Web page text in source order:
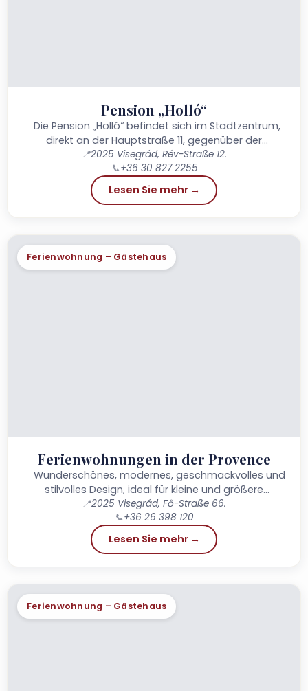
Pension „Holló“
Die Pension „Holló“ befindet sich im Stadtzentrum,
direkt an der Hauptstraße 11, gegenüber der
Fähranlegestelle von Nagymaros,...
📍2025 Visegrád, Rév-Straße 12.
📞+36 30 827 2255
Lesen Sie mehr →
Ferienwohnung – Gästehaus
Ferienwohnungen in der Provence
Wunderschönes, modernes, geschmackvolles und
stilvolles Design, ideal für kleine und größere
Gesellschaften, für gesellige Treffen mit Freunden
oder mit der Familie...
📍2025 Visegrád, Fő-Straße 66.
📞+36 26 398 120
Lesen Sie mehr →
Ferienwohnung – Gästehaus